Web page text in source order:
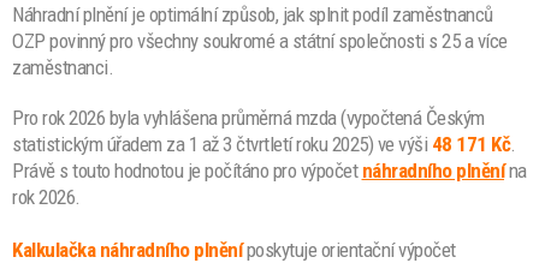
Náhradní plnění je optimální způsob, jak splnit podíl zaměstnanců
OZP povinný pro všechny soukromé a státní společnosti s 25 a více
zaměstnanci.
Pro rok 2026 byla vyhlášena průměrná mzda (vypočtená Českým
statistickým úřadem za 1 až 3 čtvrtletí roku 2025) ve výši 48 171 Kč.
Právě s touto hodnotou je počítáno pro výpočet náhradního plnění na
rok 2026.
Kalkulačka náhradního plněníposkytuje orientační výpočet